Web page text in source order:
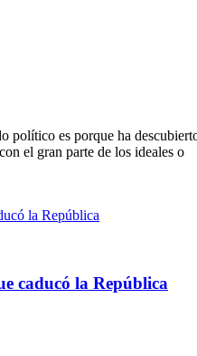
político es porque ha
el gran parte de los ideales o
caducó la República